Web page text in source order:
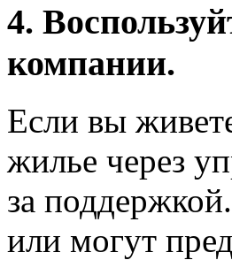
4.
компании.
Если вы
жилье через
за
или могут